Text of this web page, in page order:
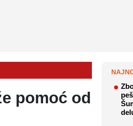
pomoć od